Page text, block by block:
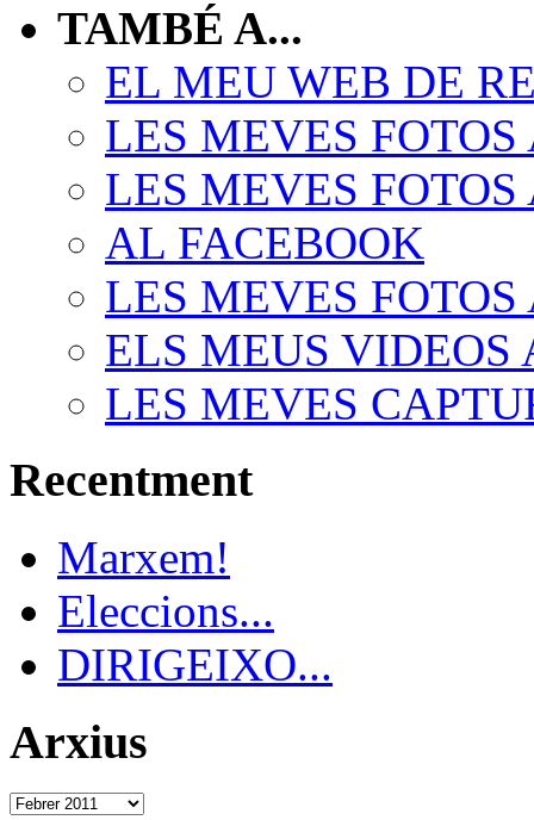
TAMBÉ A...
EL MEU WEB DE
LES MEVES
LES MEVES FOTOS
AL FACEBOOK
LES MEVES
ELS MEUS VIDEOS
LES MEVES
Recentment
Marxem!
Eleccions...
DIRIGEIXO...
Arxius